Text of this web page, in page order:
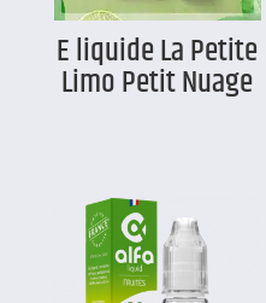
E liquide La Petite
Limo Petit Nuage